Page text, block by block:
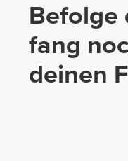
Befolge
fang
deinen